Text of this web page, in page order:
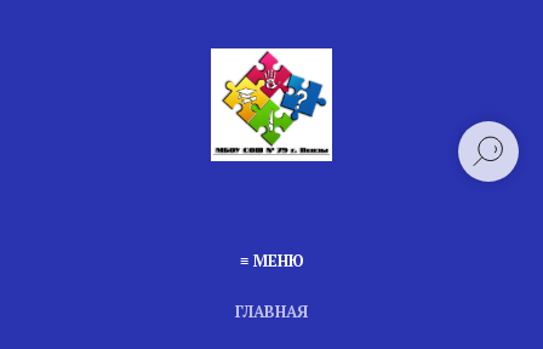
≡ МЕНЮ
ГЛАВНАЯ